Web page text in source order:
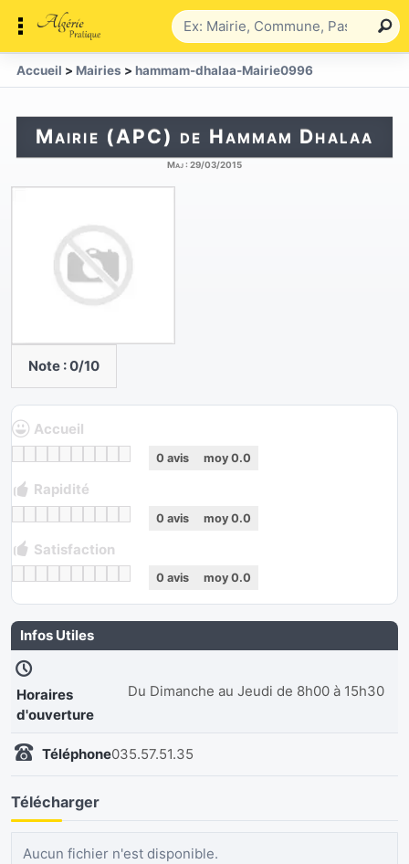
Accueil > Mairies > hammam-dhalaa-Mairie0996
Mairie (APC) de Hammam Dhalaa
Maj : 29/03/2015
Note :0/10
Accueil
0 avis moy 0.0
Rapidité
0 avis moy 0.0
Satisfaction
0 avis moy 0.0
Infos Utiles
Horaires
d'ouverture
Du Dimanche au Jeudi de 8h00 à 15h30
Téléphone035.57.51.35
Télécharger
Aucun fichier n'est disponible.